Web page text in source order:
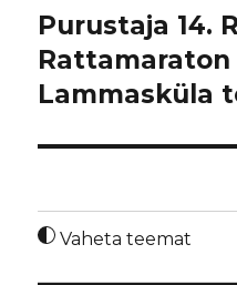
Purustaja 14.
Rattamaraton
Lammasküla
Vaheta teemat